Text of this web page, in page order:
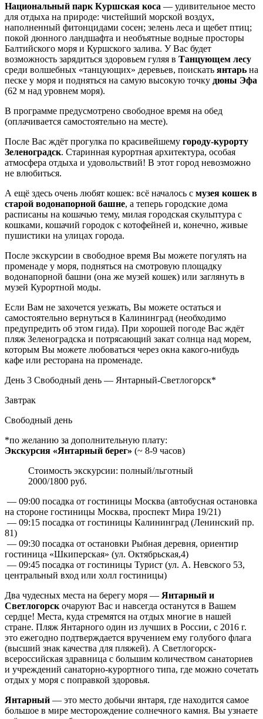
Национальный парк Куршская коса — удивительное место
для отдыха на природе: чистейший морской воздух,
наполненный фитонцидами сосен; зелень леса и щебет птиц;
покой дюнного ландшафта и необъятные водные просторы
Балтийского моря и Куршского залива. У Вас будет
возможность зарядиться здоровьем гуляя в Танцующем лесу
среди волшебных «танцующих» деревьев, поискать янтарь на
песке у моря и подняться на самую высокую точку дюны Эфа
(62 м над уровнем моря).
В программе предусмотрено свободное время на обед
(оплачивается самостоятельно на месте).
После Вас ждёт прогулка по красивейшему городу-курорту
Зеленоградск. Старинная курортная архитектура, особая
атмосфера отдыха и удовольствий! В этот город невозможно
не влюбиться.
А ещё здесь очень любят кошек: всё началось с музея кошек в
старой водонапорной башне, а теперь городские дома
расписаны на кошачью тему, милая городская скульптура с
кошками, кошачий городок с котофейней и, конечно, живые
пушистики на улицах города.
После экскурсии в свободное время Вы можете погулять на
променаде у моря, подняться на смотровую площадку
водонапорной башни (она же музей кошек) или заглянуть в
музей Курортной моды.
Если Вам не захочется уезжать, Вы можете остаться и
самостоятельно вернуться в Калининград (необходимо
предупредить об этом гида). При хорошей погоде Вас ждёт
пляж Зеленоградска и потрясающий закат солнца над морем,
которым Вы можете любоваться через окна какого-нибудь
кафе или ресторана на променаде.
День 3 Свободный день — Янтарный-Светлогорск*
Завтрак
Свободный день
*по желанию за дополнительную плату:
Экскурсия «Янтарный берег» (~ 8-9 часов)
Стоимость экскурсии: полный/льготный
2000/1800 руб.
— 09:00 посадка от гостиницы Москва (автобусная остановка
на стороне гостиницы Москва, проспект Мира 19/21)
— 09:15 посадка от гостиницы Калининград (Ленинский пр.
81)
— 09:30 посадка от остановки Рыбная деревня, ориентир
гостиница «Шкиперская» (ул. Октябрьская,4)
— 09:45 посадка от гостиницы Турист (ул. А. Невского 53,
центральный вход или холл гостиницы)
Два чудесных места на берегу моря — Янтарный и
Светлогорск очаруют Вас и навсегда останутся в Вашем
сердце! Места, куда стремятся на отдых многие в нашей
стране. Пляж Янтарного один из лучших в России, с 2016 г.
это ежегодно подтверждается вручением ему голубого флага
(высший знак качества для пляжей). А Светлогорск-
всероссийская здравница с большим количеством санаториев
и учреждений санаторно-курортного типа, где можно сочетать
отдых у моря с поправкой здоровья.
Янтарный — это место добычи янтаря, где находится самое
большое в мире месторождение солнечного камня. Вы узнаете